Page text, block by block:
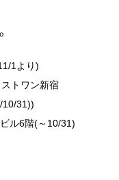
1より)
トワン新宿
10/31))
ル6階(～10/31)